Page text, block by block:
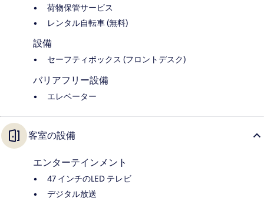
荷物保管サービス
レンタル自転車 (無料)
設備
セーフティボックス (フロントデスク)
バリアフリー設備
エレベーター
客室の設備
エンターテインメント
47 インチのLED テレビ
デジタル放送